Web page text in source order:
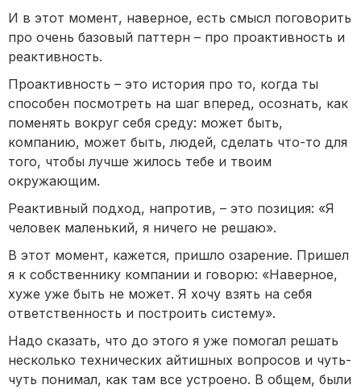
И в этот момент, наверное, есть смысл поговорить
про очень базовый паттерн – про проактивность и
реактивность.
Проактивность – это история про то, когда ты
способен посмотреть на шаг вперед, осознать, как
поменять вокруг себя среду: может быть,
компанию, может быть, людей, сделать что-то для
того, чтобы лучше жилось тебе и твоим
окружающим.
Реактивный подход, напротив, – это позиция: «Я
человек маленький, я ничего не решаю».
В этот момент, кажется, пришло озарение. Пришел
я к собственнику компании и говорю: «Наверное,
хуже уже быть не может. Я хочу взять на себя
ответственность и построить систему».
Надо сказать, что до этого я уже помогал решать
несколько технических айтишных вопросов и чуть-
чуть понимал, как там все устроено. В общем, были